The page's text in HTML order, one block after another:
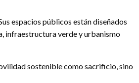
espacios públicos están diseñados
infraestructura verde y urbanismo
sostenible como sacrificio, sino